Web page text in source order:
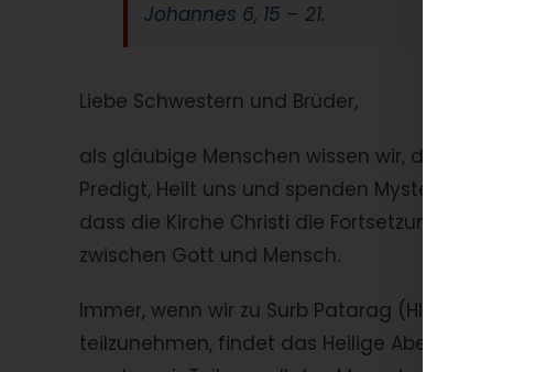
Johannes 6, 15 – 21.
Liebe Schwestern und Brüder,
als gläubige Menschen wissen wir, dass der
Predigt, Heilt uns und spenden Mysterien, er
dass die Kirche Christi die Fortsetzung des
zwischen Gott und Mensch.
Immer, wenn wir zu Surb Patarag (Hl. Liturgie)
teilzunehmen, findet das Heilige Abendmahl